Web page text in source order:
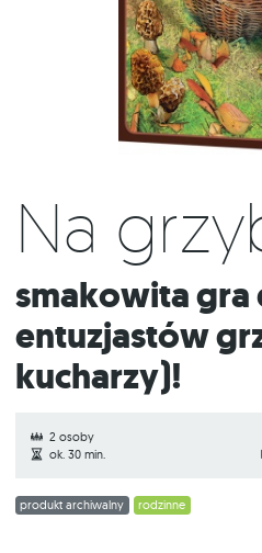
Na
Smakowita gra dla
entuzjastów
kucharzy)!
2 osoby
ok. 30 min.
produkt archiwalny rodzinne